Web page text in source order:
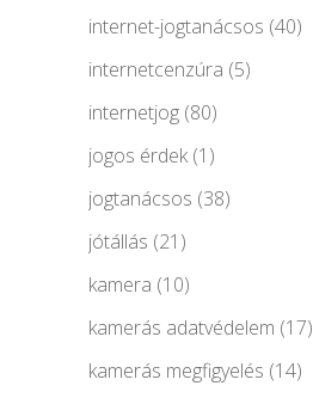
internet-jogtanácsos (40)
internetcenzúra (5)
internetjog (80)
jogos érdek(1)
jogtanácsos (38)
jótállás (21)
kamera (10)
kamerás adatvédelem (17)
kamerás megfigyelés (14)